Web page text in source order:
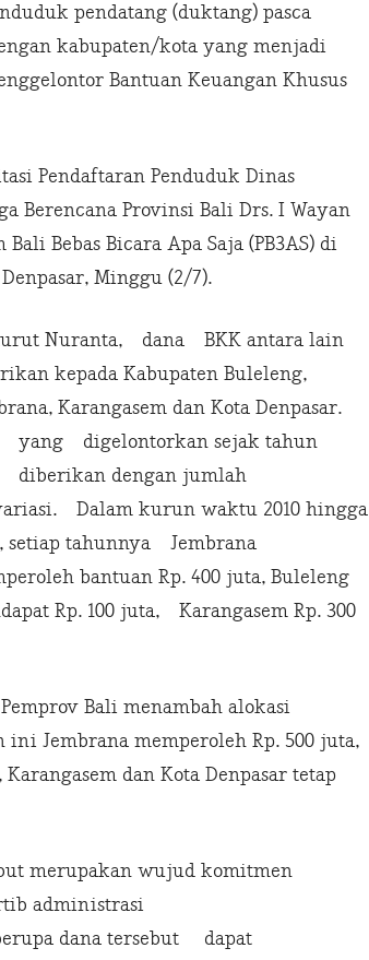
pendatang (duktang) pasca
kabupaten/kota yang menjadi
Bantuan Keuangan Khusus
Pendaftaran Penduduk Dinas
Berencana Provinsi Bali Drs. I Wayan
Bebas Bicara Apa Saja (PB3AS) di
Minggu (2/7).
Nuranta, dana BKK antara lain
kepada Kabupaten Buleleng,
Karangasem dan Kota Denpasar.
yang digelontorkan sejak tahun
diberikan dengan jumlah
Dalam kurun waktu 2010 hingga
setiap tahunnya Jembrana
bantuan Rp. 400 juta, Buleleng
Rp. 100 juta, Karangasem Rp. 300
Bali menambah alokasi
ini Jembrana memperoleh Rp. 500 juta,
dan Kota Denpasar tetap
merupakan wujud komitmen
administrasi
dana tersebut dapat